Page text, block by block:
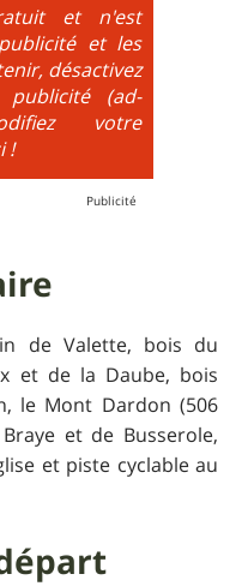
niveau 5 et on les
peut combiner pente
!
et n'est
et les
désactivez
(ad-
votre
!
de Valette, bois du
et de la Daube, bois
le Mont Dardon (506
et de Busserole,
et piste cyclable au